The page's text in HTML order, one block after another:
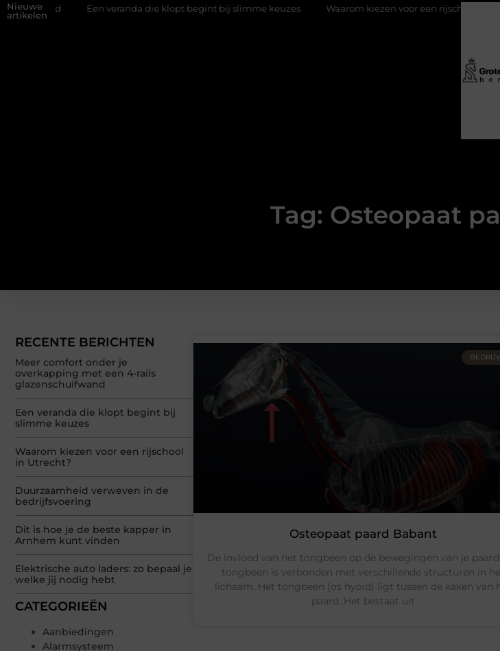
Nieuwe
artikelen
Een veranda die klopt begint bij slimme keuzes Waarom kiezen voor een rijschool in Utrecht?
Tag: Osteopaat
RECENTE BERICHTEN
Meer comfort onder je
overkapping met een 4-rails
glazenschuifwand
Een veranda die klopt begint bij
slimme keuzes
Waarom kiezen voor een rijschool
in Utrecht?
Duurzaamheid verweven in de
bedrijfsvoering
Dit is hoe je de beste kapper in
Arnhem kunt vinden
Elektrische auto laders: zo bepaal je
welke jij nodig hebt
CATEGORIEËN
Aanbiedingen
Alarmsysteem
Osteopaat paard Babant
De invloed van het tongbeen op de bewegingen van je
tongbeen is verbonden met verschillende structuren in
lichaam. Het tongbeen (os hyoid) ligt tussen de kaken van
paard. Het bestaat uit